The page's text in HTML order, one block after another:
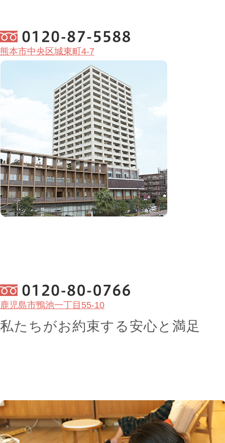
熊本市中央区城東町4-7
鹿児島市鴨池一丁目55-10
私たちがお約束する 安心と 満足